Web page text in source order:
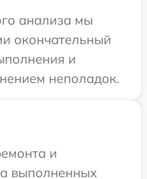
анализа мы
окончательный
и
неполадок.
и
выполненных